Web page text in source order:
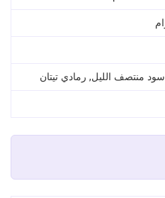
منتصف الليل, رمادي تيتان